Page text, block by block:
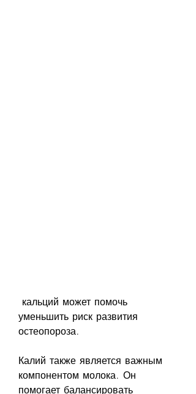
уменьшить риск развития
остеопороза.
Калий также является важным
компонентом молока. Он
помогает балансировать